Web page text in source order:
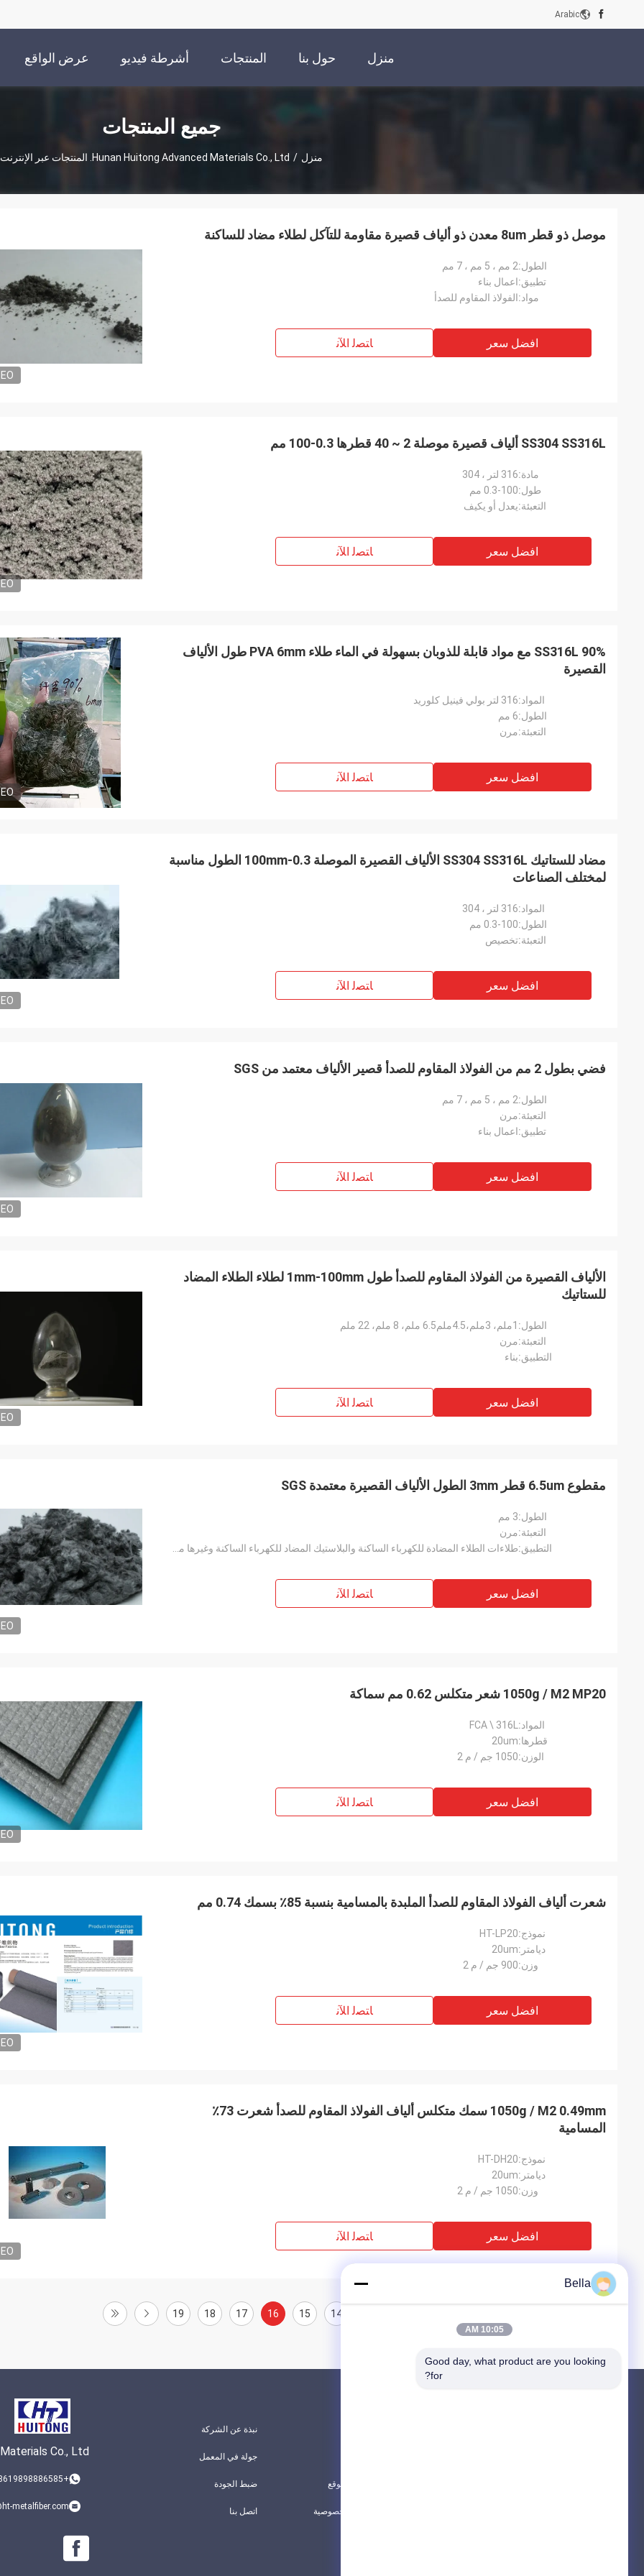
Arabic
منزل حول بنا المنتجات أشرطة فيديو عرض الواقع
جميع المنتجات
منزل / Hunan Huitong Advanced Materials Co., Ltd. المنتجات عبر الإنترنت
موصل ذو قطر 8um معدن ذو ألياف قصيرة مقاومة للتآكل لطلاء مضاد للساكنة
الطول:2 مم ، 5 مم ، 7 مم
تطبيق:اعمال بناء
مواد:الفولاذ المقاوم للصدأ
افضل سعر ﺎﺘﺼﻟ ﺍﻶﻧ
SS304 SS316L ألياف قصيرة موصلة 2 ~ 40 قطرها 0.3-100 مم
مادة:316 لتر ، 304
طول:0.3-100 مم
التعبئة:يعدل أو يكيف
افضل سعر ﺎﺘﺼﻟ ﺍﻶﻧ
90% SS316L مع مواد قابلة للذوبان بسهولة في الماء طلاء PVA 6mm طول الألياف
القصيرة
المواد:316 لتر بولي فينيل كلوريد
الطول:6 مم
التعبئة:مرن
افضل سعر ﺎﺘﺼﻟ ﺍﻶﻧ
مضاد للستاتيك SS304 SS316L الألياف القصيرة الموصلة 0.3-100mm الطول مناسبة
لمختلف الصناعات
المواد:316 لتر ، 304
الطول:0.3-100 مم
التعبئة:تخصيص
افضل سعر ﺎﺘﺼﻟ ﺍﻶﻧ
فضي بطول 2 مم من الفولاذ المقاوم للصدأ قصير الألياف معتمد من SGS
الطول:2 مم ، 5 مم ، 7 مم
التعبئة:مرن
تطبيق:اعمال بناء
افضل سعر ﺎﺘﺼﻟ ﺍﻶﻧ
الألياف القصيرة من الفولاذ المقاوم للصدأ طول 1mm-100mm لطلاء الطلاء المضاد
للستاتيك
الطول: 1ملم، 3ملم،4.5ملم6.5 ملم، 8 ملم، 22 ملم
التعبئة:مرن
التطبيق:بناء
افضل سعر ﺎﺘﺼﻟ ﺍﻶﻧ
مقطوع 6.5um قطر 3mm الطول الألياف القصيرة معتمدة SGS
الطول:3 مم
التعبئة:مرن
التطبيق:
افضل سعر ﺎﺘﺼﻟ ﺍﻶﻧ
1050g / M2 MP20 شعر متكلس 0.62 مم سماكة
المواد: FCA \ 316L
قطرها:20um
الوزن:1050 جم / م 2
افضل سعر ﺎﺘﺼﻟ ﺍﻶﻧ
شعرت ألياف الفولاذ المقاوم للصدأ الملبدة بالمسامية بنسبة 85٪ بسمك 0.74 مم
نموذج:HT-LP20
ديامتر:20um
وزن:900 جم / م 2
افضل سعر ﺎﺘﺼﻟ ﺍﻶﻧ
1050g / M2 0.49mm سمك متكلس ألياف الفولاذ المقاوم للصدأ شعرت 73٪
المسامية
نموذج:HT-DH20
ديامتر:20um
وزن:1050 جم / م 2
افضل سعر ﺎﺘﺼﻟ ﺍﻶﻧ
14
15
16
17
18
19
Co., Ltd.
+8619898886585
metalfiber.com
نبذة عن الشركة
جولة في المعمل
ضبط الجودة
اتصل بنا
خريطة الموقع
سياسة الخصوصية
Bella
10:05 AM
Good day, what product are you looking
for?